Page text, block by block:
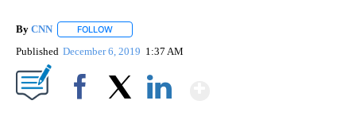
By CNN FOLLOW
Published December 6, 2019 1:37 AM